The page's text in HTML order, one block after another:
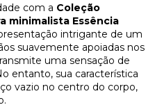
com a Coleção
minimalista Essência
intrigante de um
suavemente apoiadas nos
uma sensação de
entanto, sua característica
vazio no centro do corpo,